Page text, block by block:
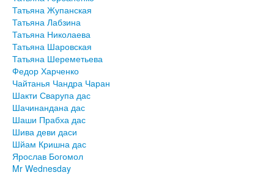
Татьяна Жупанская
Татьяна Лабзина
Татьяна Николаева
Татьяна Шаровская
Татьяна Шереметьева
Федор Харченко
Чайтанья Чандра Чаран
Шакти Сварупа дас
Шачинандана дас
Шаши Прабха дас
Шива деви даси
Шйам Кришна дас
Ярослав Богомол
Mr Wednesday